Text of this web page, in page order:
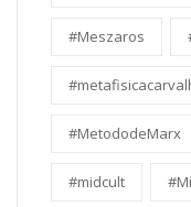
#Meszaros
#MetododeMarx
#midcult